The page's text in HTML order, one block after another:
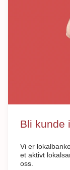
Bli kunde
Vi er
et aktivt
oss.